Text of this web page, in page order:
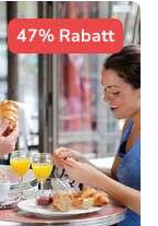
47% Rabatt